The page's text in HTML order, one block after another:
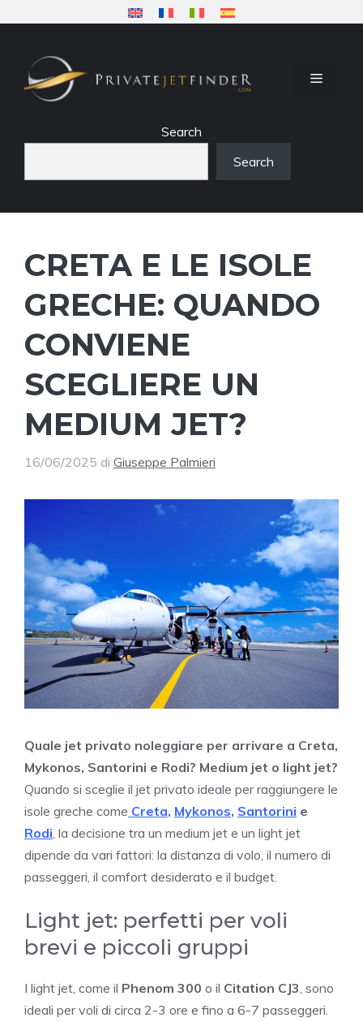
contenuto
MENU
Search
Search
CRETA E LE ISOLE
GRECHE: QUANDO
CONVIENE
SCEGLIERE UN
MEDIUM JET?
16/06/2025 di Giuseppe Palmieri
Quale jet privato noleggiare per arrivare a Creta,
Mykonos, Santorini e Rodi? Medium jet o light jet?
Quando si sceglie il jet privato ideale per raggiungere le
isole greche come Creta, Mykonos, Santorini e
Rodi , la decisione tra un medium jet e un light jet
dipende da vari fattori: la distanza di volo, il numero di
passeggeri, il comfort desiderato e il budget.
Light jet: perfetti per voli
brevi e piccoli gruppi
I light jet, come il Phenom 300 o il Citation CJ3 , sono
ideali per voli di circa 2-3 ore e fino a 6-7 passeggeri.